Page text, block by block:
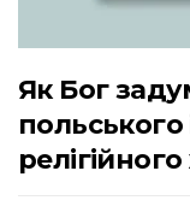
Як Бог